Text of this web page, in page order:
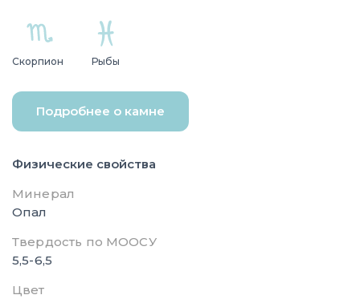
Скорпион Рыбы
Подробнее о камне
Физические свойства
Минерал
Опал
Твердость по МООСУ
5,5-6,5
Цвет